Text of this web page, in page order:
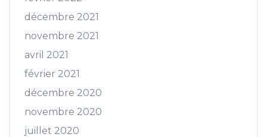
décembre 2021
novembre 2021
avril 2021
février 2021
décembre 2020
novembre 2020
juillet 2020